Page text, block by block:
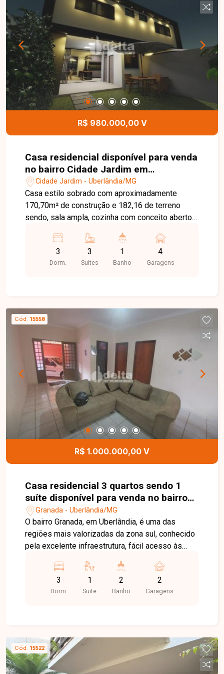
terreno de 360m², contando ainda com despensa,
área gourmet com churrasqueira, armários, lavabo
e 3 vagas de garagem. Nos fundos, possui uma
casa adicional com sala, cozinha com armários, 2
quartos sendo 1 com armário e banheiro social.
Aproveite essa oportunidade de adquirir um
imóvel completo, com excelente espaço e ainda
uma edícula independente. Entre em contato e
agende sua visita!
R$ 980.000,00 V
Casa residencial disponível para venda
no bairro Cidade Jardim em
Uberlândia-MG
Cidade Jardim - Uberlândia/MG
Casa estilo sobrado com aproximadamente
170,70m² de construção e 182,16 de terreno
sendo, sala ampla, cozinha com conceito aberto
com churrasqueira e banheiro e 4 vagas de
garagem.3
Dorm.
3
Suítes
1
Banho
4
Garagens
Cód. 15558
R$ 1.000.000,00 V
Casa residencial 3 quartos sendo 1
suíte disponível para venda no bairro
Granada em Uberlândia-MG
Granada - Uberlândia/MG
O bairro Granada, em Uberlândia, é uma das
regiões mais valorizadas da zona sul, conhecido
pela excelente infraestrutura, fácil acesso às
comércios e serviços. Com perfil residencial e
comercial bem equilibrado, o bairro oferece
praticidade no dia a dia, além de ser uma ótima
comercial e uma casa de fundos. A casa da frente
conta com sala de visitas e sala de televisão
bem distribuídas, 3 quartos sendo 1 suíte,
3
Dorm.
1
Suite
2
Banho
2
Garagens
Cód. 15522